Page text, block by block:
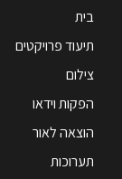
בית
תיעוד פרויקטים
צילום
הפקות וידאו
הוצאה לאור
תערוכות